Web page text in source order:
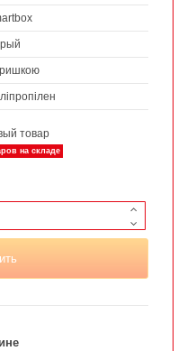
товар
на складе